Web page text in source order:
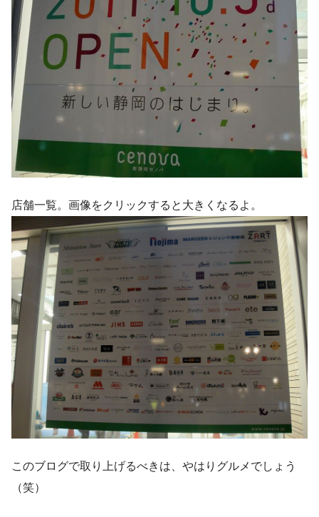
店舗一覧。画像をクリックすると大きくなるよ。
このブログで取り上げるべきは、やはりグルメでしょう
（笑）